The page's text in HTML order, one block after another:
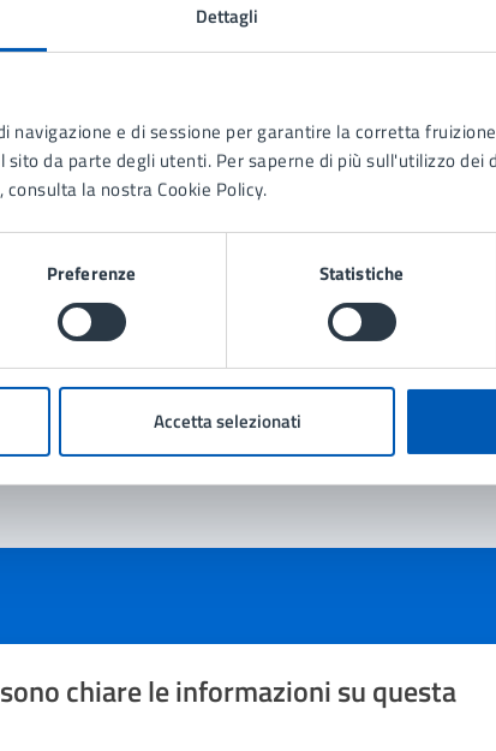
Dettagli
navigazione e di sessione per garantire la corretta
da parte degli utenti. Per saperne di più sull'utilizzo dei
la nostra Cookie Policy.
Preferenze Statistiche
Accetta selezionati
civile
chiare le informazioni su questa